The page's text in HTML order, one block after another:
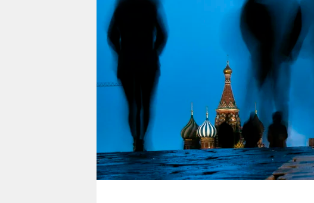
verlag
verlag
veranstaltungen
shop
fragen & hilfe
unterstützen
abo
genossenschaft